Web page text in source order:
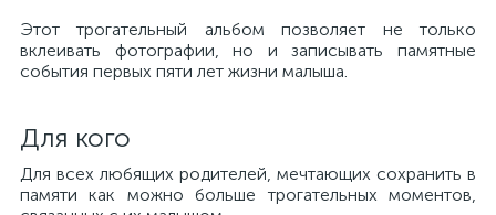
Этот трогательный альбом позволяет не только
вклеивать фотографии, но и записывать памятные
события первых пяти лет жизни малыша.
Для кого
Для всех любящих родителей, мечтающих сохранить в
памяти как можно больше трогательных моментов,